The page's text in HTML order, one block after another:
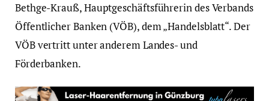
Bethge-Krauß, Hauptgeschäftsführerin des Verbands
Öffentlicher Banken (VÖB), dem „Handelsblatt“. Der
VÖB vertritt unter anderem Landes- und
Förderbanken.